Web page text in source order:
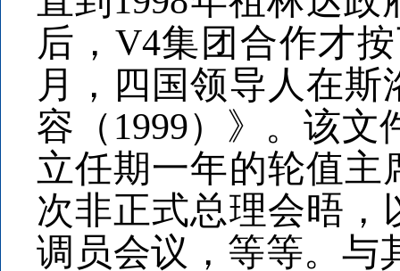
后，V4集团合作才
月，四国领导人在
容（1999）》。该
立任期一年的轮值主
次非正式总理会晤，
调员会议，等等。与